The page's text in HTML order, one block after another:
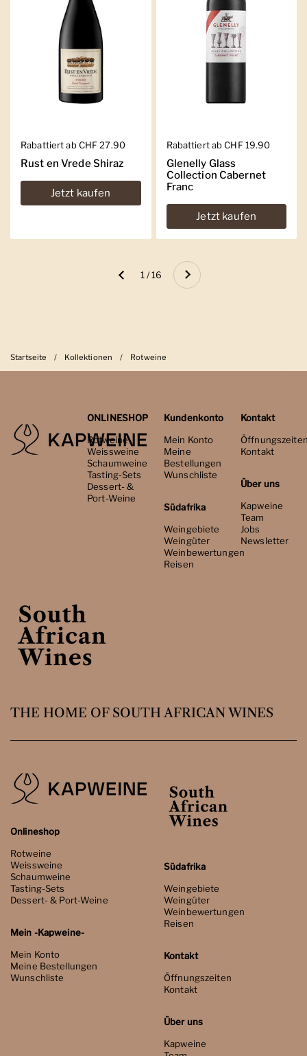
Regulärer Preis
Rabattiert ab CHF 27.90
Rust en Vrede Shiraz
Jetzt kaufen
Regulärer Preis
Rabattiert ab CHF 19.90
Glenelly Glass
Collection Cabernet
Franc
Jetzt kaufen
Zurück 1 / 16 Weiter
Startseite / Kollektionen / Rotweine
ONLINESHOP
Rotweine
Weissweine
Schaumweine
Tasting-Sets
Dessert- &
Port-Weine
Kundenkonto
Mein Konto
Meine
Bestellungen
Wunschliste
Südafrika
Weingebiete
Weingüter
Weinbewertungen
Reisen
Kontakt
Kontakt
Über uns
Kapweine
Team
Jobs
Newsletter
THE HOME OF SOUTH AFRICAN WINES
Onlineshop
Rotweine
Weissweine
Schaumweine
Tasting-Sets
Dessert- & Port-Weine
Mein -Kapweine-
Mein Konto
Meine Bestellungen
Wunschliste
Südafrika
Weingebiete
Weingüter
Weinbewertungen
Reisen
Kontakt
Öffnungszeiten
Kontakt
Über uns
Kapweine